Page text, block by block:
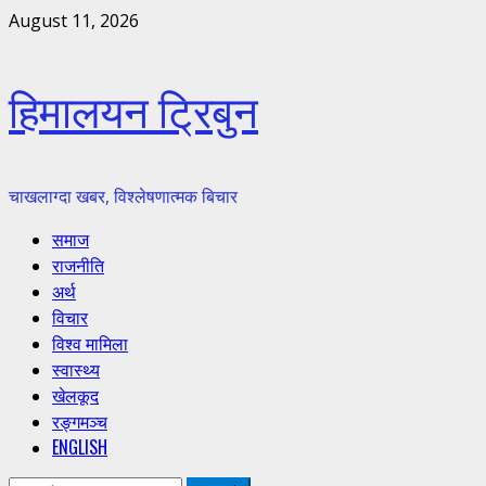
Skip
August 11, 2026
हिमालयन ट्रिबुन
चाखलाग्दा खबर, विश्लेषणात्मक बिचार
Primary
Menu
समाज
राजनीति
अर्थ
विचार
विश्व मामिला
स्वास्थ्य
खेलकूद
रङ्गमञ्च
ENGLISH